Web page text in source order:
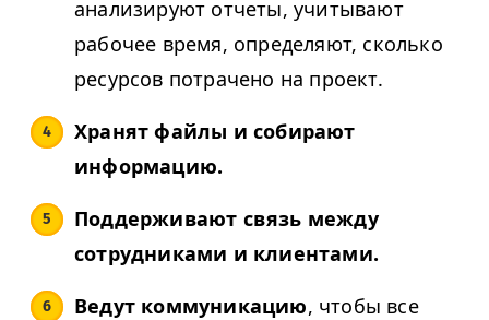
анализируют отчеты, учитывают
рабочее время, определяют, сколько
ресурсов потрачено на проект.
Хранят файлы и собирают
информацию.
Поддерживают связь между
сотрудниками и клиентами.
Ведут коммуникацию, чтобы все